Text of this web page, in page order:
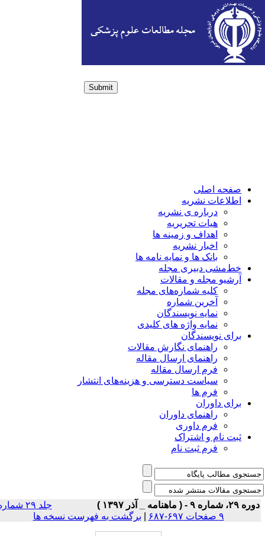
Submit
صفحه اصلی
اطلاعات نشریه
درباره ی نشریه
هیات تحریریه
اهداف و زمینه ها
اخبار نشریه
بانک ها و نمایه نامه ها
خط‌مشی دبیری مجله
آرشیو مجله و مقالات
کلیه شماره‌های مجله
آخرین شماره
نمایه نویسندگان
نمایه واژه های کلیدی
برای نویسندگان
راهنمای نگارش مقالات
راهنمای ارسال مقاله
فرم ارسال مقاله
سیاست دسترسی و هزینه‌های انتشار
فرم ها
برای داوران
راهنمای داوران
فرم داوری
ثبت نام و اشتراک
فرم ثبت نام
شماره ۹ - ( ماهنامه _ آذر ۱۳۹۷ )
جلد ۲۹ شماره
| برگشت به فهرست نسخه ها